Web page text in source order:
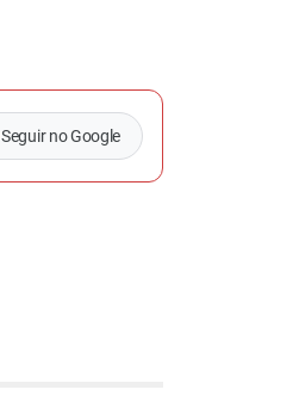
Seguir no Google